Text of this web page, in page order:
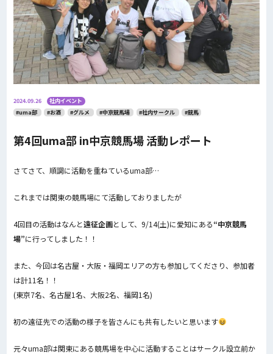
2024.09.26
社内イベント
#uma部
#お酒 #グルメ #中京競馬場 #社内サークル #競馬
第4回uma部 in中京競馬場 活動レポート
さてさて、順調に活動を重ねているuma部…
これまでは関東の競馬場にて活動しておりましたが
4回目の活動はなんと遠征企画として、9/14(土)に愛知にある“中京競馬
場”に行ってしました！！
また、今回は名古屋・大阪・福岡エリアの方も参加してくださり、参加者
は計11名！！
(東京7名、名古屋1名、大阪2名、福岡1名)
初の遠征先での活動の様子を皆さんにも共有したいと思います
元々uma部は関東にある競馬場を中心に活動することはサークル設立前か